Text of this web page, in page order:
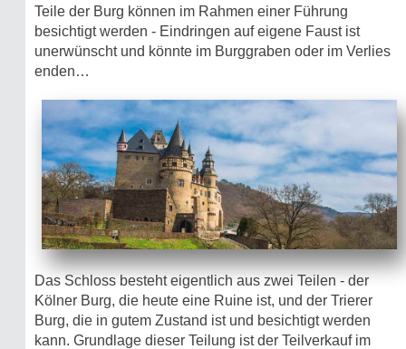
Teile der Burg können im Rahmen einer Führung
besichtigt werden - Eindringen auf eigene Faust ist
unerwünscht und könnte im Burggraben oder im Verlies
enden…
Das Schloss besteht eigentlich aus zwei Teilen - der
Kölner Burg, die heute eine Ruine ist, und der Trierer
Burg, die in gutem Zustand ist und besichtigt werden
kann. Grundlage dieser Teilung ist der Teilverkauf im